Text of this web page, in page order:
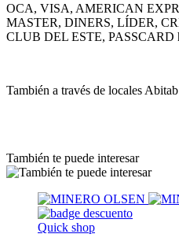
OCA, VISA, AMERICAN
MASTER, DINERS, LÍDER,
CLUB DEL ESTE, PASSCARD
También a través de locales
También te puede interesar
Quick shop